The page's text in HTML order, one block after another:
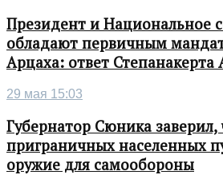
Президент и Национальное
обладают первичным
Арцаха: ответ Степанакерта
29 мая 15:03
Губернатор Сюника заверил,
приграничных населенных
оружие для самообороны